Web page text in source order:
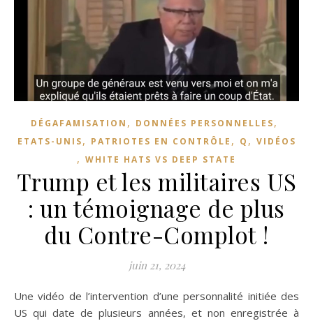
DÉGAFAMISATION , DONNÉES PERSONNELLES,
ETATS-UNIS, PATRIOTES EN CONTRÔLE , Q , VIDÉOS
, WHITE HATS VS DEEP STATE
Trump et les militaires US
: un témoignage de plus
du Contre-Complot !
juin 21, 2024
Une vidéo de l’intervention d’une personnalité initiée des
US qui date de plusieurs années, et non enregistrée à